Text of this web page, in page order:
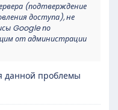
(подтверждение
доступа), не
Google по
от администрации
данной проблемы